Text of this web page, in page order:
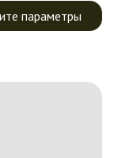
параметры